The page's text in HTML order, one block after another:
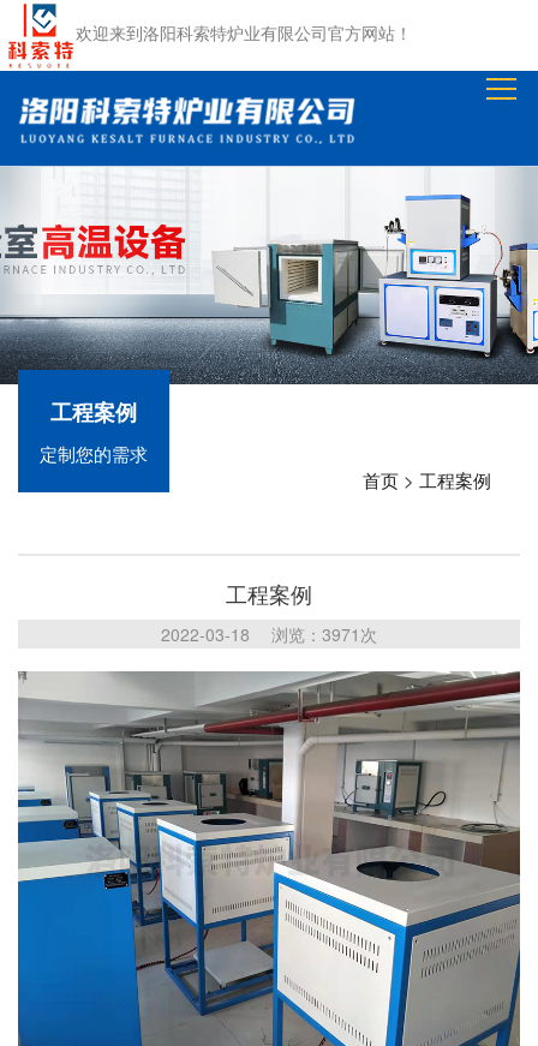
欢迎来到 洛阳科索特炉业有限公司 官方网站！
们
中
司
态
资
荣
程
在
工程案例
定制您的需求
首页 > 工程案例
工程案例
2022-03-18 浏览：3971次